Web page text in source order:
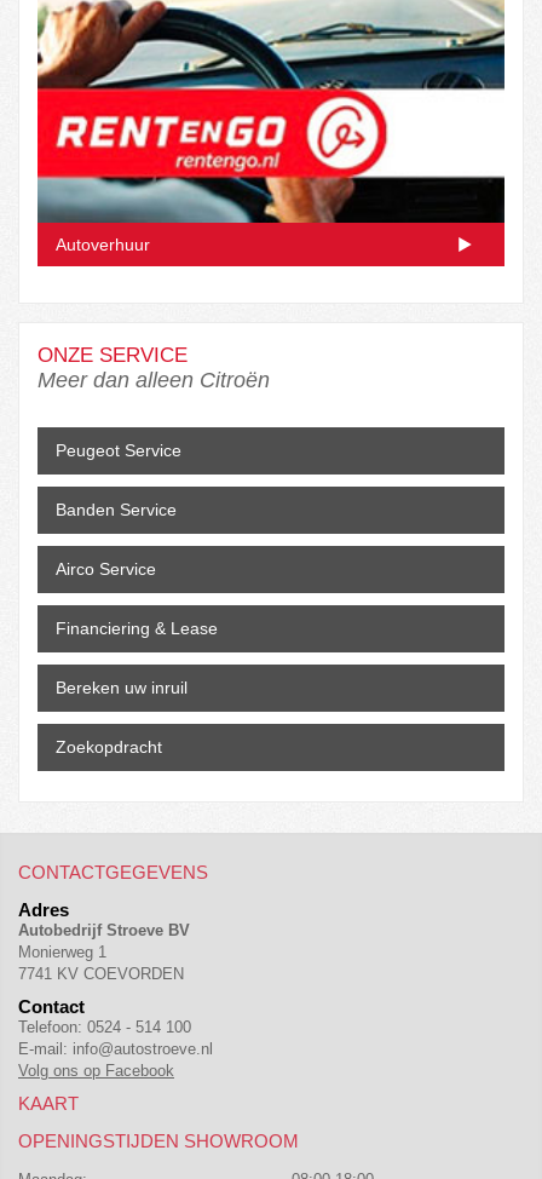
Autoverhuur
ONZE SERVICE
Meer dan alleen Citroën
Peugeot Service
Banden Service
Airco Service
Financiering & Lease
Bereken uw inruil
Zoekopdracht
CONTACTGEGEVENS
Adres
Autobedrijf Stroeve BV
Monierweg 1
7741 KV COEVORDEN
Contact
Telefoon: 0524 - 514 100
E-mail: info@autostroeve.nl
Volg ons op Facebook
KAART
OPENINGSTIJDEN SHOWROOM